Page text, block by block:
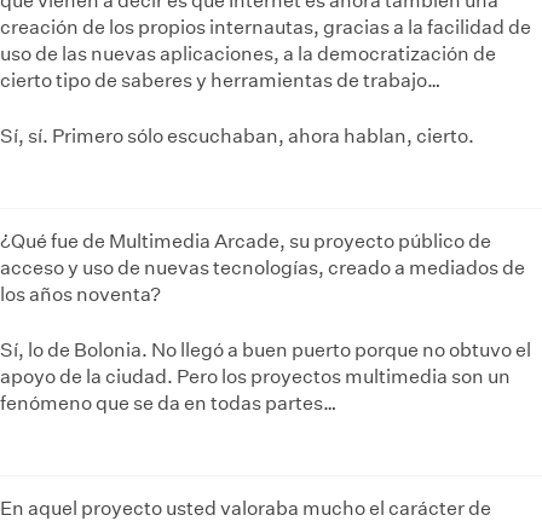
creación de los propios internautas, gracias a la facilidad de
uso de las nuevas aplicaciones, a la democratización de
cierto tipo de saberes y herramientas de trabajo…
Sí, sí. Primero sólo escuchaban, ahora hablan, cierto.
¿Qué fue de Multimedia Arcade, su proyecto público de
acceso y uso de nuevas tecnologías, creado a mediados de
los años noventa?
Sí, lo de Bolonia. No llegó a buen puerto porque no obtuvo el
apoyo de la ciudad. Pero los proyectos multimedia son un
fenómeno que se da en todas partes…
En aquel proyecto usted valoraba mucho el carácter de